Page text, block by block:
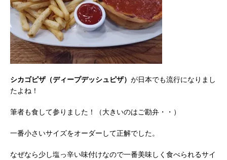
シカゴピザ（ディープデッシュピザ） が日本でも流行になりまし
たよね！
筆者も食して参りました！（大きいのはご勘弁・・）
一番小さいサイズをオーダーして正解でした。
なぜなら少し塩っ辛い味付けなので一番美味しく食べられるサイ